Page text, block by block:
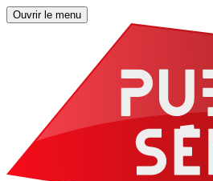
Ouvrir le menu